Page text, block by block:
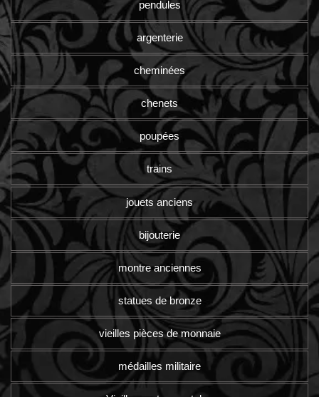
pendules
argenterie
cheminées
chenets
poupées
trains
jouets anciens
bijouterie
montre anciennes
statues de bronze
vieilles pièces de monnaie
médailles militaire